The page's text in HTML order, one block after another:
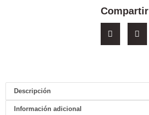
Compartir
Descripción
Información adicional